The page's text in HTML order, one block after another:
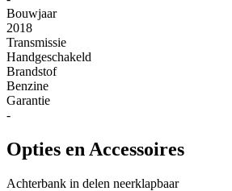
Bouwjaar
2018
Transmissie
Handgeschakeld
Brandstof
Benzine
Garantie
-
Opties en Accessoires
Achterbank in delen neerklapbaar